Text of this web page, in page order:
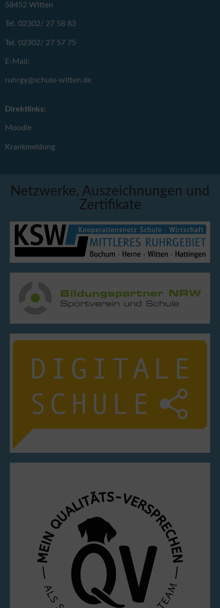
58452 Witten
Tel. 02302/ 27 58 83
Tel. 02302/ 27 57 75
E-Mail:
ruhrgy@schule-witten.de
Direktlinks:
Moodle
Krankmeldung
Netzwerke, Auszeichnungen und
Zertifikate